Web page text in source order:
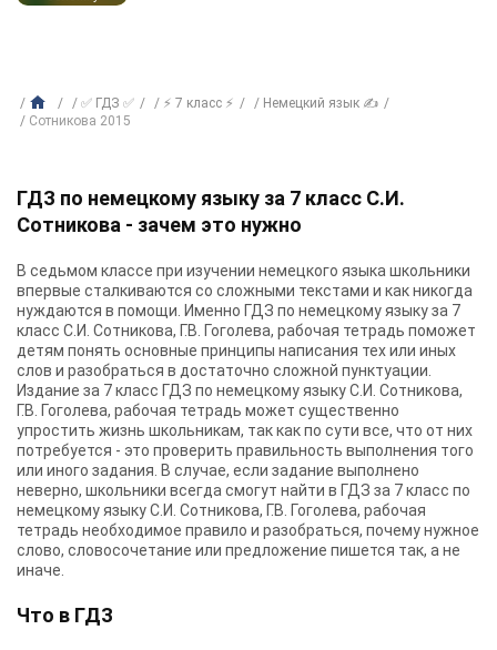
✅ ГДЗ ✅ ⚡ 7 класс ⚡
Немецкий язык ✍
Сотникова 2015
ГДЗ по немецкому языку за 7 класс С.И.
Сотникова - зачем это нужно
В седьмом классе при изучении немецкого языка школьники
впервые сталкиваются со сложными текстами и как никогда
нуждаются в помощи. Именно ГДЗ по немецкому языку за 7
класс С.И. Сотникова, Г.В. Гоголева, рабочая тетрадь поможет
детям понять основные принципы написания тех или иных
слов и разобраться в достаточно сложной пунктуации.
Издание за 7 класс ГДЗ по немецкому языку С.И. Сотникова,
Г.В. Гоголева, рабочая тетрадь может существенно
упростить жизнь школьникам, так как по сути все, что от них
потребуется - это проверить правильность выполнения того
или иного задания. В случае, если задание выполнено
неверно, школьники всегда смогут найти в ГДЗ за 7 класс по
немецкому языку С.И. Сотникова, Г.В. Гоголева, рабочая
тетрадь необходимое правило и разобраться, почему нужное
слово, словосочетание или предложение пишется так, а не
иначе.
Что в ГДЗ